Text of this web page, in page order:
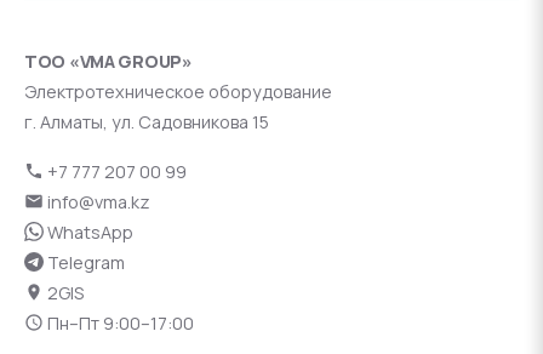
ТОО «VMA GROUP»
Электротехническое оборудование
г. Алматы, ул. Садовникова 15
+7 777 207 00 99
info@vma.kz
WhatsApp
Telegram
2GIS
Пн–Пт 9:00–17:00